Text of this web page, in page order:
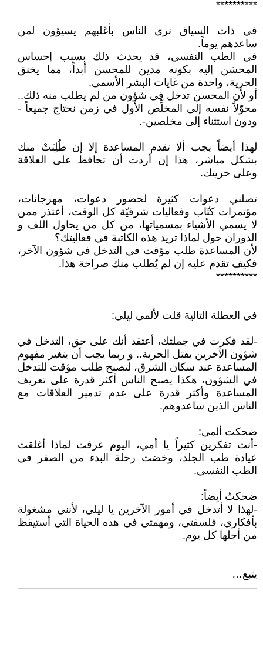
**********
في ذات السياق نرى الناس بأغلبهم يسيؤون لمن
ساعدهم يوماً.
في الطب النفسي، قد يحدث ذلك بسبب إحساس
المحسَن إليه بكونه مدين للمحسن أبداً، مما يخنق
الحرية، واحدة من غايات البشر الأسمى.
أو لأن المحسن تدخل في شؤون من لم يطلب منه ذلك..
محوّلاً نفسه إلى المخلِّص الأول في زمن نحتاج جميعاً -
ودون استثناء إلى مخلصين-.
لهذا أيضاً يجب ألا تقدم المساعدة إلا إن طُلِبَتْ منك
بشكل مباشر، هذا إن أردت أن تحافظ على العلاقة
وعلى حريتك.
تصلني دعوات كثيرة لحضور دعوات، مهرجانات،
مؤتمرات كتّاب وفعاليات شرقيّة كل الوقت، أعتذر ممن
لا يسمي الأشياء بمسمياتها، من كل من يحاول اللف و
الدوران حول لماذا تريد هذه الكاتبة في فعاليتك؟
لأن المساعدة طلب مؤقت في التدخل في شؤون الآخر،
فكيف تقدم عليه إن لم يُطلب منك صراحة هذا.
**********
في العطلة التالية قلت لألمى ليلي:
-لقد فكرت في جملتك، أعتقد أنك على حق، التدخل في
شؤون الآخرين يقتل الحرية.. و ربما يجب أن يتغير مفهوم
المساعدة عند سكان الشرق، لتصبح طلب مؤقت للتدخل
في الشؤون، هكذا يصبح الناس أكثر قدرة على تعريف
المساعدة وأكثر قدرة على عدم تدمير العلاقات مع
الناس الذين ساعدوهم.
ضحكت ألمى:
-أنت تفكرين كثيراً يا أمي، اليوم عرفت لماذا أغلقت
عيادة طب الجلد، وخضت رحلة البدء من الصفر في
الطب النفسي.
ضحكتُ أيضاً:
-لهذا لا أتدخل في أمور الآخرين يا ليلي، لأنني مشغولة
بأفكاري، فلسفتي، ومهمتي في هذه الحياة التي أستيقظ
من أجلها كل يوم.
يتبع…